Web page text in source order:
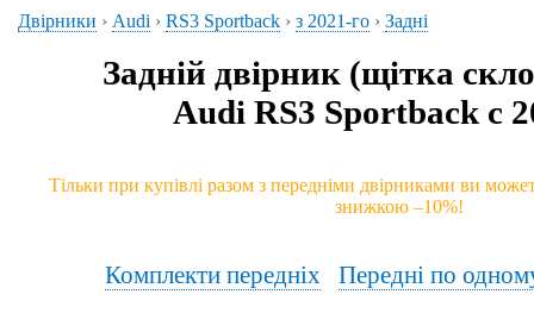
Двірники › Audi › RS3 Sportback › з 2021-го › Задні
Задній двірник (щітка
Audi RS3 Sportback с
Тільки при купівлі разом з передніми двірниками ви
знижкою –10%!
Комплекти передніх Передні по